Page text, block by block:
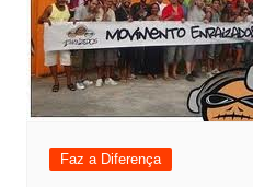
Faz a Diferença